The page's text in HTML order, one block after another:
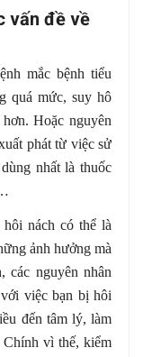
vấn đề về
mắc bệnh tiểu
quá mức, suy hô
Hoặc nguyên
phát từ việc sử
nhất là thuốc
nách có thể là
ảnh hưởng mà
các nguyên nhân
việc bạn bị hôi
đến tâm lý, làm
Chính vì thế, kiểm